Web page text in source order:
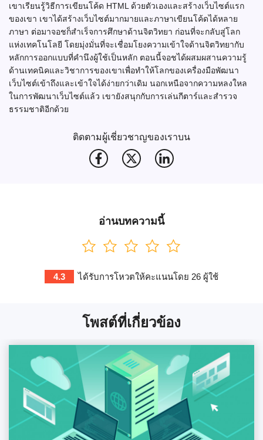
เขาเรียนรู้วิธีการเขียนโค้ด HTML ด้วยตัวเองและสร้างเว็บไซต์แรก
ของเขา เขาได้สร้างเว็บไซต์มากมายและภาษาเขียนโค้ดได้หลาย
ภาษา ต่อมาจอชก็สำเร็จการศึกษาด้านจิตวิทยา ก่อนที่จะกลับสู่โลก
แห่งเทคโนโลยี โดยมุ่งมั่นที่จะเชื่อมโยงความเข้าใจด้านจิตวิทยากับ
หลักการออกแบบที่คำนึงผู้ใช้เป็นหลัก ตอนนี้จอชได้ผสมผสานความรู้
ด้านเทคนิคและวิชาการของเขาเพื่อทำให้โลกของเครื่องมือพัฒนา
เว็บไซต์เข้าถึงและเข้าใจได้ง่ายกว่าเดิม นอกเหนือจากความหลงใหล
ในการพัฒนาเว็บไซต์แล้ว เขายังสนุกกับการเล่นกีตาร์และสำรวจ
ธรรมชาติอีกด้วย
ติดตามผู้เชี่ยวชาญของเราบน
อ่านบทความนี้
4.3 ได้รับการโหวตให้คะแนนโดย 26 ผู้ใช้
โพสต์ที่เกี่ยวข้อง